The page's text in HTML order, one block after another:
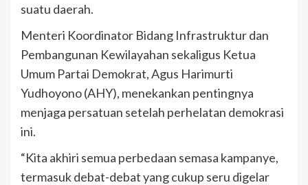
suatu daerah.
Menteri Koordinator Bidang Infrastruktur dan
Pembangunan Kewilayahan sekaligus Ketua
Umum Partai Demokrat, Agus Harimurti
Yudhoyono (AHY), menekankan pentingnya
menjaga persatuan setelah perhelatan demokrasi
ini.
“Kita akhiri semua perbedaan semasa kampanye,
termasuk debat-debat yang cukup seru digelar